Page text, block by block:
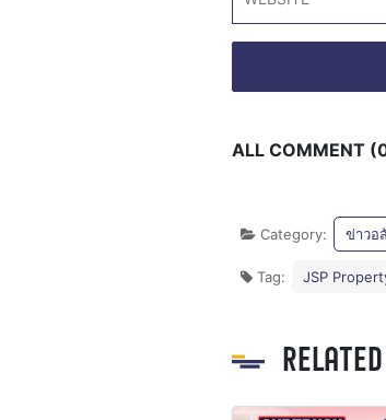
ALL COMMENT
Category: ข่าวอ
Tag: JSP